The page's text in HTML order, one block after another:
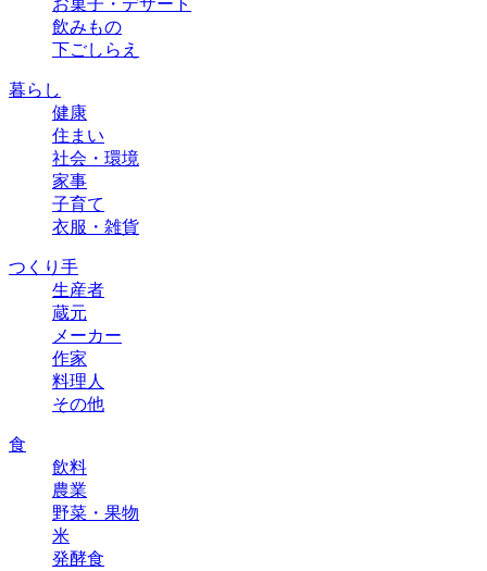
お菓子・デザート
飲みもの
下ごしらえ
暮らし
健康
住まい
社会・環境
家事
子育て
衣服・雑貨
つくり手
生産者
蔵元
メーカー
作家
料理人
その他
食
飲料
農業
野菜・果物
米
発酵食